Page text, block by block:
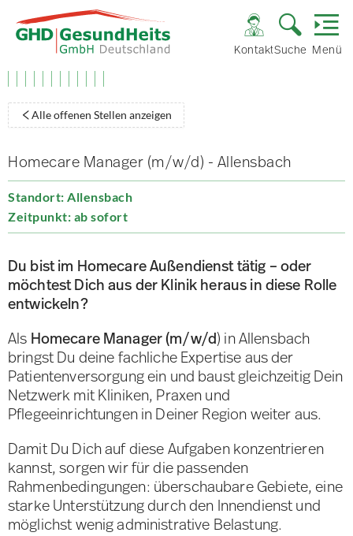
KontaktSuche Menü
Alle offenen Stellen anzeigen
Homecare Manager (m/w/d) - Allensbach
Standort: Allensbach
Zeitpunkt: ab sofort
Du bist im Homecare Außendienst tätig – oder
möchtest Dich aus der Klinik heraus in diese Rolle
entwickeln?
Als Homecare Manager (m/w/d) in Allensbach
bringst Du deine fachliche Expertise aus der
Patientenversorgung ein und baust gleichzeitig Dein
Netzwerk mit Kliniken, Praxen und
Pflegeeinrichtungen in Deiner Region weiter aus.
Damit Du Dich auf diese Aufgaben konzentrieren
kannst, sorgen wir für die passenden
Rahmenbedingungen: überschaubare Gebiete, eine
starke Unterstützung durch den Innendienst und
möglichst wenig administrative Belastung.